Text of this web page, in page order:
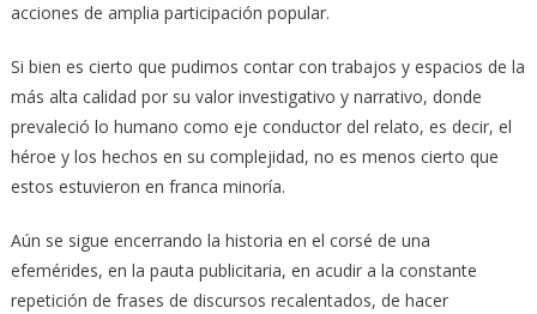
acciones de amplia participación popular.
Si bien es cierto que pudimos contar con trabajos y espacios de la
más alta calidad por su valor investigativo y narrativo, donde
prevaleció lo humano como eje conductor del relato, es decir, el
héroe y los hechos en su complejidad, no es menos cierto que
estos estuvieron en franca minoría.
Aún se sigue encerrando la historia en el corsé de una
efemérides, en la pauta publicitaria, en acudir a la constante
repetición de frases de discursos recalentados, de hacer